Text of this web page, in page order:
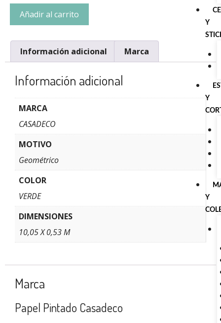
Y
Y
Y
Añadir al carrito
Información adicional Marca
Información adicional
MARCA
CASADECO
MOTIVO
Geométrico
COLOR
VERDE
DIMENSIONES
10,05 X 0,53 M
Marca
Papel Pintado Casadeco